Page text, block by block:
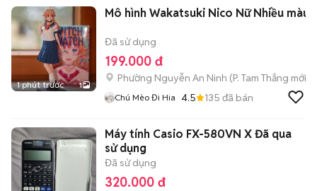
1 phút trước 1
Mô hình Wakatsuki Nico Nữ Nhiều màu
Đã sử dụng
199.000 đ
Phường Nguyễn An Ninh (P. Tam Thắng mới)
Chú Mèo Đi Hia 4.5 135 đã bán
Máy tính Casio FX-580VN X Đã qua
sử dụng
Đã sử dụng
320.000 đ